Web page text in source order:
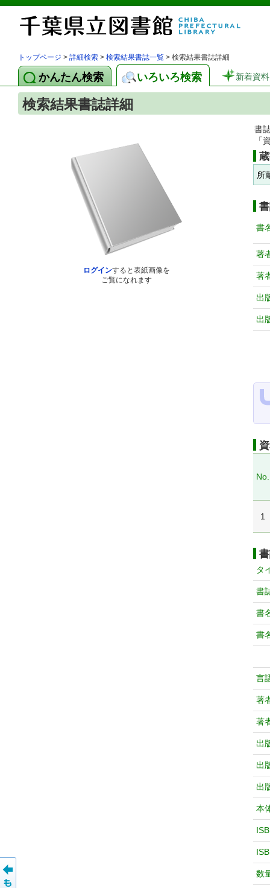
トップページ > 詳細検索 > 検索結果書誌一覧 > 検索結果書誌詳細
かんたん検索 いろいろ検索 新着資料
検索結果書誌詳細
ログインすると表紙画像を
ご覧になれます
書
「
所
書
著
著
出
出
No.
1
タ
書
書
書
言
著
著
出
出
出
本
数